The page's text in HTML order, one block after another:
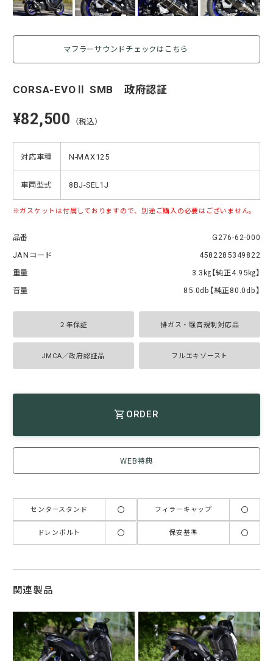
マフラーサウンドチェックはこちら
CORSA-EVOⅡ SMB 政府認証
¥82,500 （税込）
対応車種 N-MAX125
車両型式 8BJ-SEL1J
ガスケットは付属しておりますので、別途ご購入の必要はございません。
品番
G276-62-000
JANコード
4582285349822
重量
3.3㎏【純正4.95㎏】
音量
85.0db【純正80.0db】
２年保証 排ガス・騒音規制対応品
JMCA／政府認証品 フルエキゾースト
ORDER
WEB特典
センタースタンド 〇 フィラーキャップ 〇
ドレンボルト 〇 保安基準 〇
関連製品